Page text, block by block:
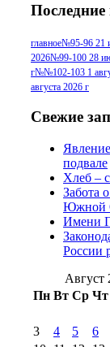
июля
г(13) №96
июля 2014
2016 г
июля
2012 г
(15)№98 1
августа
№98 8
2017 г(9)
2016 г
августа
августа
Последние
главное№95-96 21
2026№99-100 28
г№№102-103 1
августа 2026 г
Свежие
подвале
Хлеб –
Забота
Южной
Имени
России
Август
Пн Вт Ср Чт
3
4 5 6